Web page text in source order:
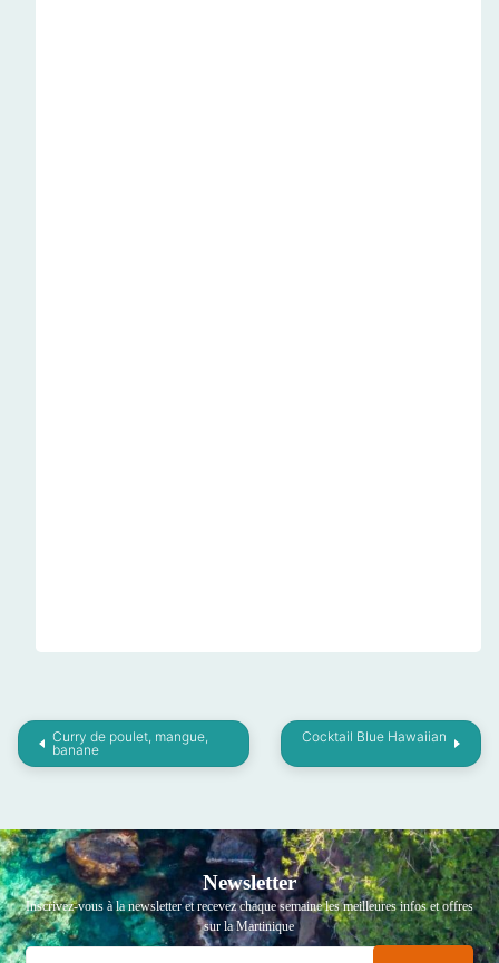
Curry de poulet, mangue,
banane
Cocktail Blue Hawaiian
Newsletter
Inscrivez-vous à la newsletter et recevez chaque semaine les meilleures infos et offres
sur la Martinique